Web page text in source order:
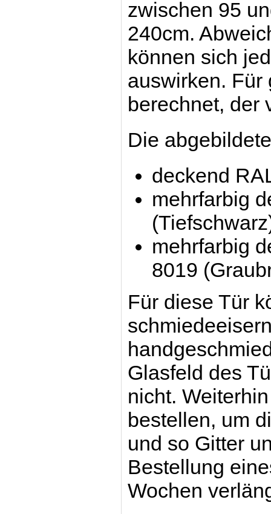
zwischen 95
240cm.
können sich
auswirken. Für
berechnet, der
Die
deckend
mehrfarbig
mehrfarbig
8019
Für diese Tür
Glasfeld des
nicht.
bestellen, um
und so Gitter
Bestellung
Wochen